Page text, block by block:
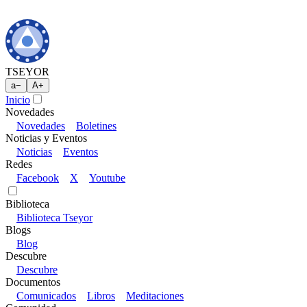
TSEYOR
a− A+
Inicio
Novedades
Novedades
Boletines
Noticias y Eventos
Noticias
Eventos
Redes
Facebook
X Youtube
Biblioteca
Biblioteca Tseyor
Blogs
Blog
Descubre
Descubre
Documentos
Comunicados
Libros
Meditaciones